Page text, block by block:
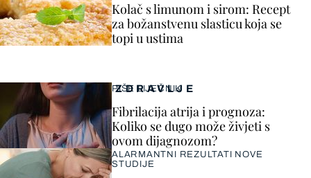
ZDRAVLJE
PIŠE LIJEČNIK
Fibrilacija atrija i prognoza:
Koliko se dugo može živjeti s
ovom dijagnozom?
ALARMANTNI REZULTATI NOVE
STUDIJE
Kolač s limunom i sirom: Recept
za božanstvenu slasticu koja se
topi u ustima